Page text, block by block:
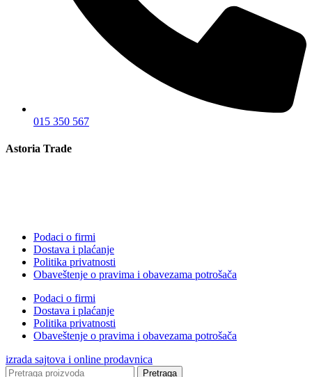
015 350 567
Astoria Trade
Podaci o firmi
Dostava i plaćanje
Politika privatnosti
Obaveštenje o pravima i obavezama potrošača
Podaci o firmi
Dostava i plaćanje
Politika privatnosti
Obaveštenje o pravima i obavezama potrošača
izrada sajtova i online prodavnica
Pretraga